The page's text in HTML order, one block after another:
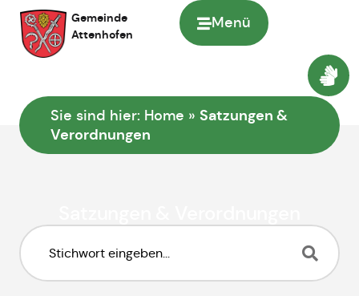
springen
Menü
Gemeinde
Attenhofen
Sie sind hier: Home » Satzungen &
Verordnungen